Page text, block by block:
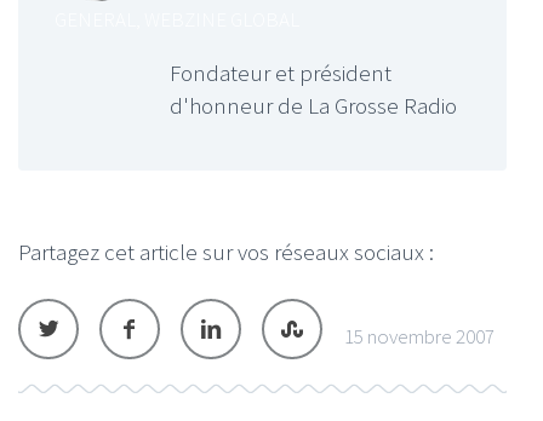
Fondateur et président
d'honneur de La Grosse Radio
Partagez cet article sur vos réseaux sociaux :
15 novembre 2007